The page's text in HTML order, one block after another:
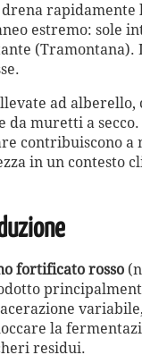
rapidamente
estremo: sole
(Tramontana).
ad alberello,
da muretti a
contribuiscono a
in un contesto
fortificato rosso
la
residui.